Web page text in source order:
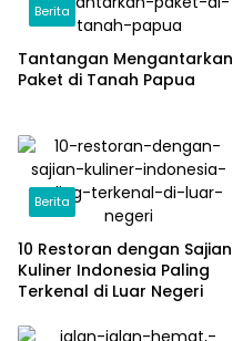
Berita
Tantangan Mengantarkan
Paket di Tanah Papua
Berita
10 Restoran dengan Sajian
Kuliner Indonesia Paling
Terkenal di Luar Negeri